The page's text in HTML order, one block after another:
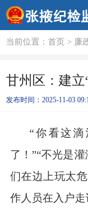
当前位置： 首页 > 廉
甘州区：建
发布时间：2025-11-03
“你看这
了！”“不光是
们在边上玩太
作人员在入户